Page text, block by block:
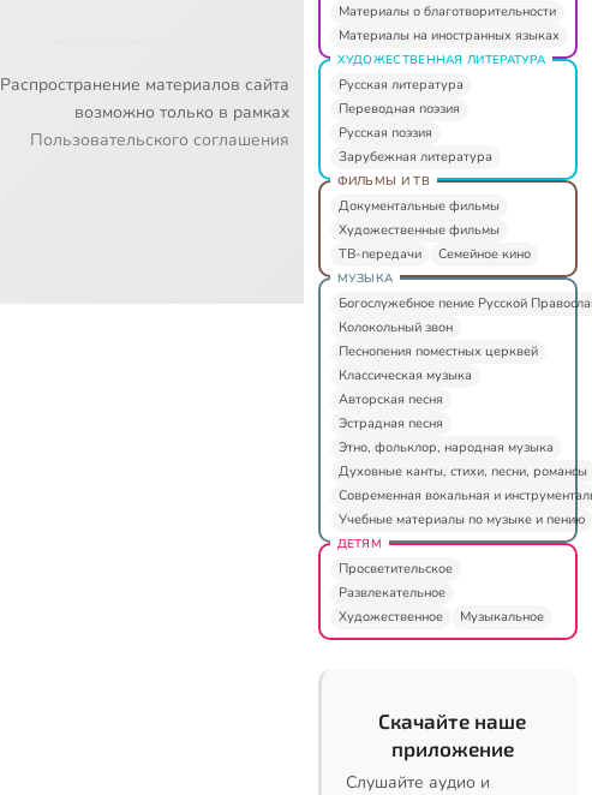
Распространение материалов сайта
возможно только в рамках
Пользовательского соглашения
Материалы о благотворительности
Материалы на иностранных языках
ХУДОЖЕСТВЕННАЯ ЛИТЕРАТУРА
Русская литература
Переводная поэзия
Русская поэзия
Зарубежная литература
ФИЛЬМЫ И ТВ
Документальные фильмы
Художественные фильмы
ТВ-передачи
Семейное кино
МУЗЫКА
Богослужебное пение Русской
Колокольный звон
Песнопения поместных церквей
Классическая музыка
Авторская песня
Эстрадная песня
Этно, фольклор, народная музыка
Духовные канты, стихи, песни, романсы
Современная вокальная и
Учебные материалы по музыке и пению
ДЕТЯМ
Просветительское
Развлекательное
Художественное
Музыкальное
Скачайте наше
приложение
Слушайте аудио и